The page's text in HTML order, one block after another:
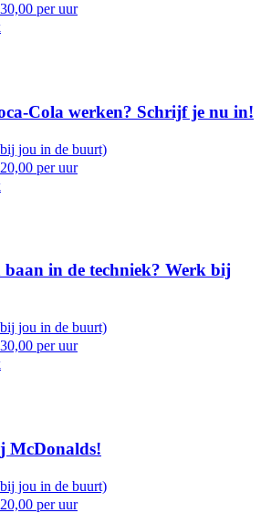
per uur
Cola werken? Schrijf je nu in!
jou in de buurt)
per uur
baan in de techniek? Werk bij
jou in de buurt)
per uur
McDonalds!
jou in de buurt)
per uur